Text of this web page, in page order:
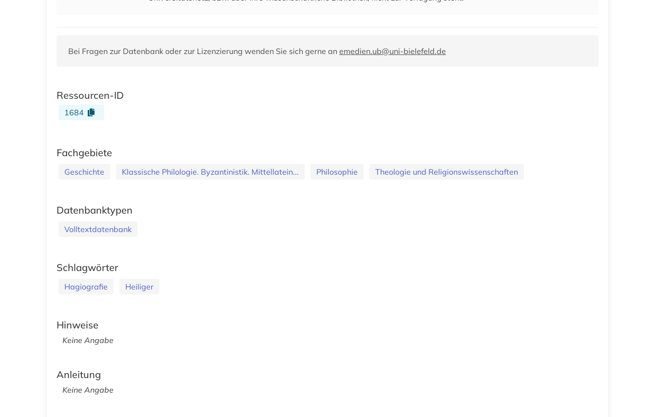
Bei Fragen zur Datenbank oder zur Lizenzierung wenden Sie sich gerne an emedien.ub@uni-bielefeld.de
Ressourcen-ID
1684
Fachgebiete
Geschichte Klassische Philologie. Byzantinistik. Mittellatein... Philosophie Theologie und Religionswissenschaften
Datenbanktypen
Volltextdatenbank
Schlagwörter
Hagiografie Heiliger
Hinweise
Keine Angabe
Anleitung
Keine Angabe